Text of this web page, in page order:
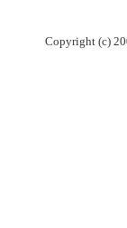
Copyright (c)